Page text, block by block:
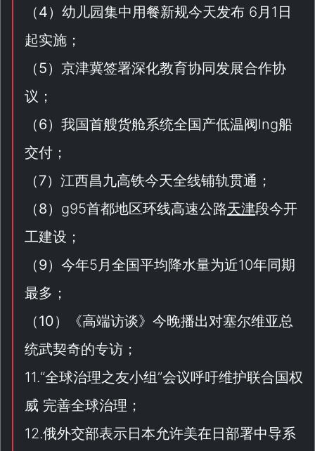
（4）幼儿园集中用餐新规今天发布 6月1日
起实施；
（5）京津冀签署深化教育协同发展合作协
议；
（6）我国首艘货舱系统全国产低温阀lng船
交付；
（7）江西昌九高铁今天全线铺轨贯通；
（8）g95首都地区环线高速公路天津段今开
工建设；
（9）今年5月全国平均降水量为近10年同期
最多；
（10）《高端访谈》今晚播出对塞尔维亚总
统武契奇的专访；
11.“全球治理之友小组”会议呼吁维护联合国权
威 完善全球治理；
12.俄外交部表示日本允许美在日部署中导系